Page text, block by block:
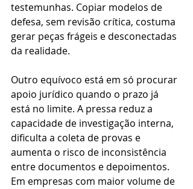
testemunhas. Copiar modelos de
defesa, sem revisão crítica, costuma
gerar peças frágeis e desconectadas
da realidade.
Outro equívoco está em só procurar
apoio jurídico quando o prazo já
está no limite. A pressa reduz a
capacidade de investigação interna,
dificulta a coleta de provas e
aumenta o risco de inconsistência
entre documentos e depoimentos.
Em empresas com maior volume de